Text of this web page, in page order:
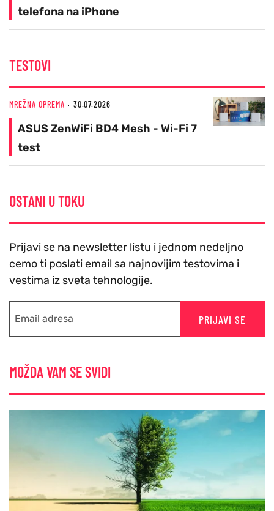
telefona na iPhone
TESTOVI
MREŽNA OPREMA 30.07.2026
ASUS ZenWiFi BD4 Mesh - Wi-Fi 7
test
OSTANI U TOKU
Prijavi se na newsletter listu i jednom nedeljno
cemo ti poslati email sa najnovijim testovima i
vestima iz sveta tehnologije.
PRIJAVI SE
MOŽDA VAM SE SVIDI